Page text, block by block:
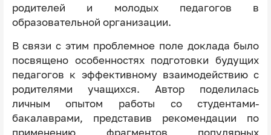
родителей и молодых педагогов в
образовательной организации.
В связи с этим проблемное поле доклада было
посвящено особенностях подготовки будущих
педагогов к эффективному взаимодействию с
родителями учащихся. Автор поделилась
личным опытом работы со студентами-
бакалаврами, представив рекомендации по
применению фрагментов популярных